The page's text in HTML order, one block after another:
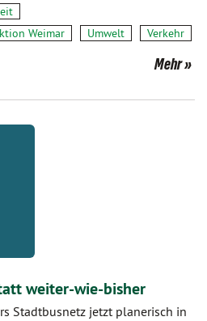
Weimar
Umwelt Verkehr
Mehr
weiter-wie-bisher
Stadtbusnetz jetzt planerisch in